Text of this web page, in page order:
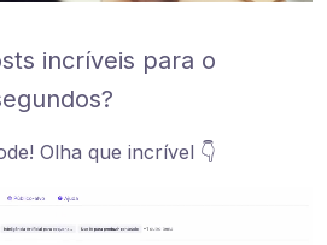
incríveis para o
Olha que incrível 👇